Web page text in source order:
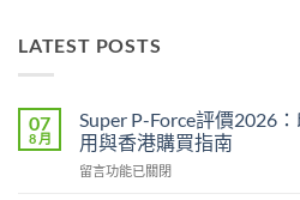
LATEST POSTS
07
8 月
Super P-Force評價2026
用與香港購買指南
在
留言功能已關閉